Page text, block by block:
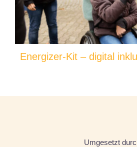
Energizer-Kit – digital
Umgesetzt